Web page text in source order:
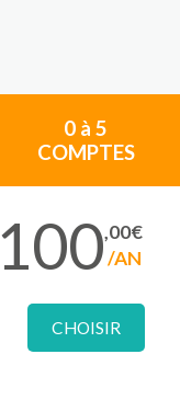
0 à 5
COMPTES
100,00€
/AN
CHOISIR